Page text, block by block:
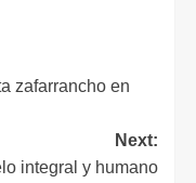
zafarrancho en
Next:
integral y humano